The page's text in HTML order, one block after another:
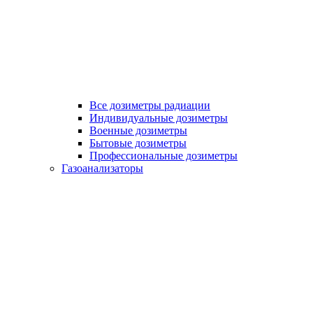
Все дозиметры радиации
Индивидуальные дозиметры
Военные дозиметры
Бытовые дозиметры
Профессиональные дозиметры
Газоанализаторы